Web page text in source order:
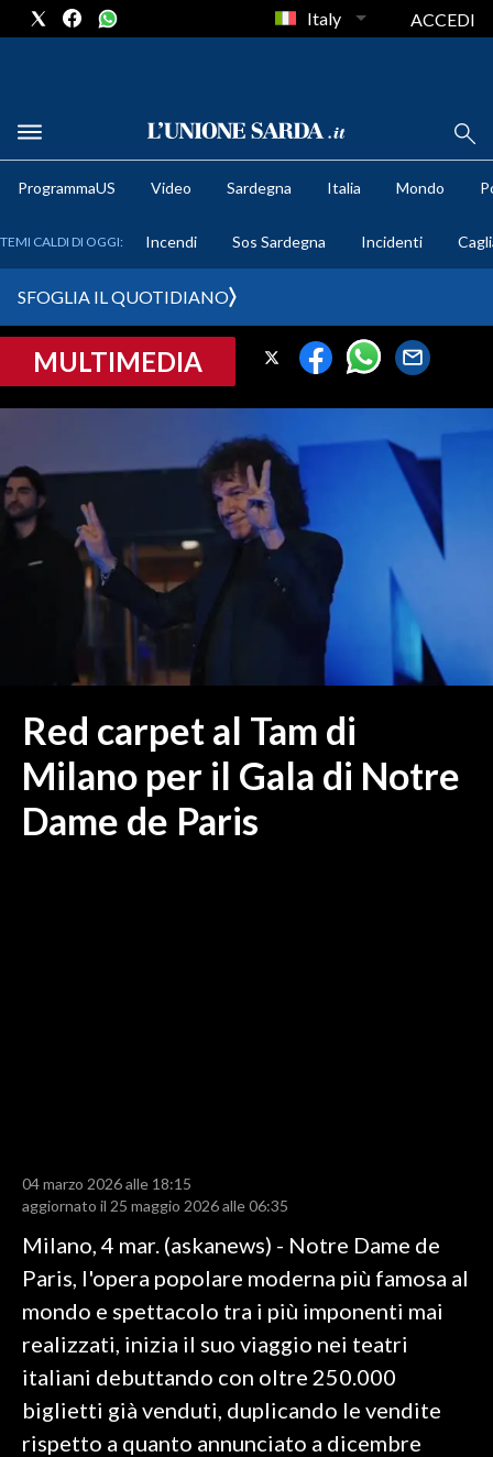
METEO
CRONACA SARDEGNA
SULCIS IGLESIENTE
MEDIO CAMPIDANO
ORISTANO E PROVINCIA
SASSARI E PROVINCIA
NUORO E PROVINCIA
ITALIA
MONDO
RISULTATI E CLASSIFICHE
CALCIO REGIONALE
BASKET
VOLLEY
MOTORI
TENNIS
ALTRI SPORT
Italy ACCEDI
ProgrammaUS Video Sardegna Italia Mondo
TEMI CALDI DI OGGI: Incendi Sos Sardegna Incidenti
SFOGLIA IL QUOTIDIANO
MULTIMEDIA
Red carpet al Tam di
Milano per il Gala di Notre
Dame de Paris
04 marzo 2026 alle 18:15
aggiornato il 25 maggio 2026 alle 06:35
Milano, 4 mar. (askanews) - Notre Dame de
Paris, l'opera popolare moderna più famosa al
mondo e spettacolo tra i più imponenti mai
realizzati, inizia il suo viaggio nei teatri
italiani debuttando con oltre 250.000
biglietti già venduti, duplicando le vendite
rispetto a quanto annunciato a dicembre